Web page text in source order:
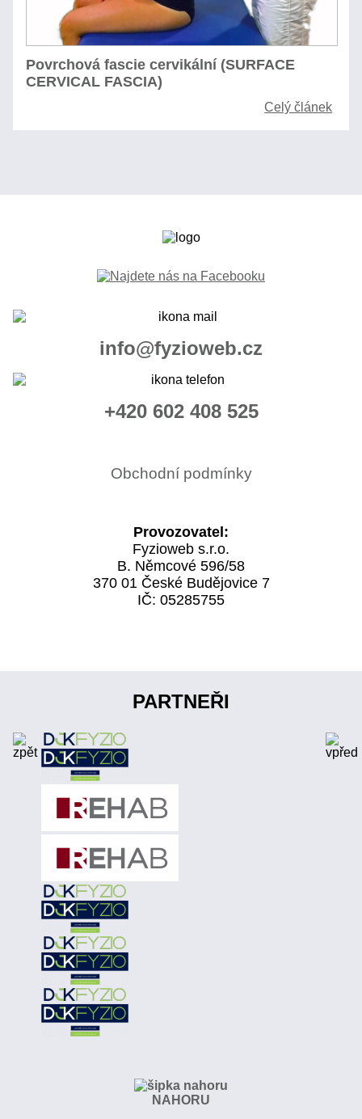
Povrchová fascie cervikální (SURFACE
CERVICAL FASCIA)
Celý článek
info@fyzioweb.cz
+420 602 408 525
Obchodní podmínky
Provozovatel:
Fyzioweb s.r.o.
B. Němcové 596/58
370 01 České Budějovice 7
IČ: 05285755
PARTNEŘI
NAHORU